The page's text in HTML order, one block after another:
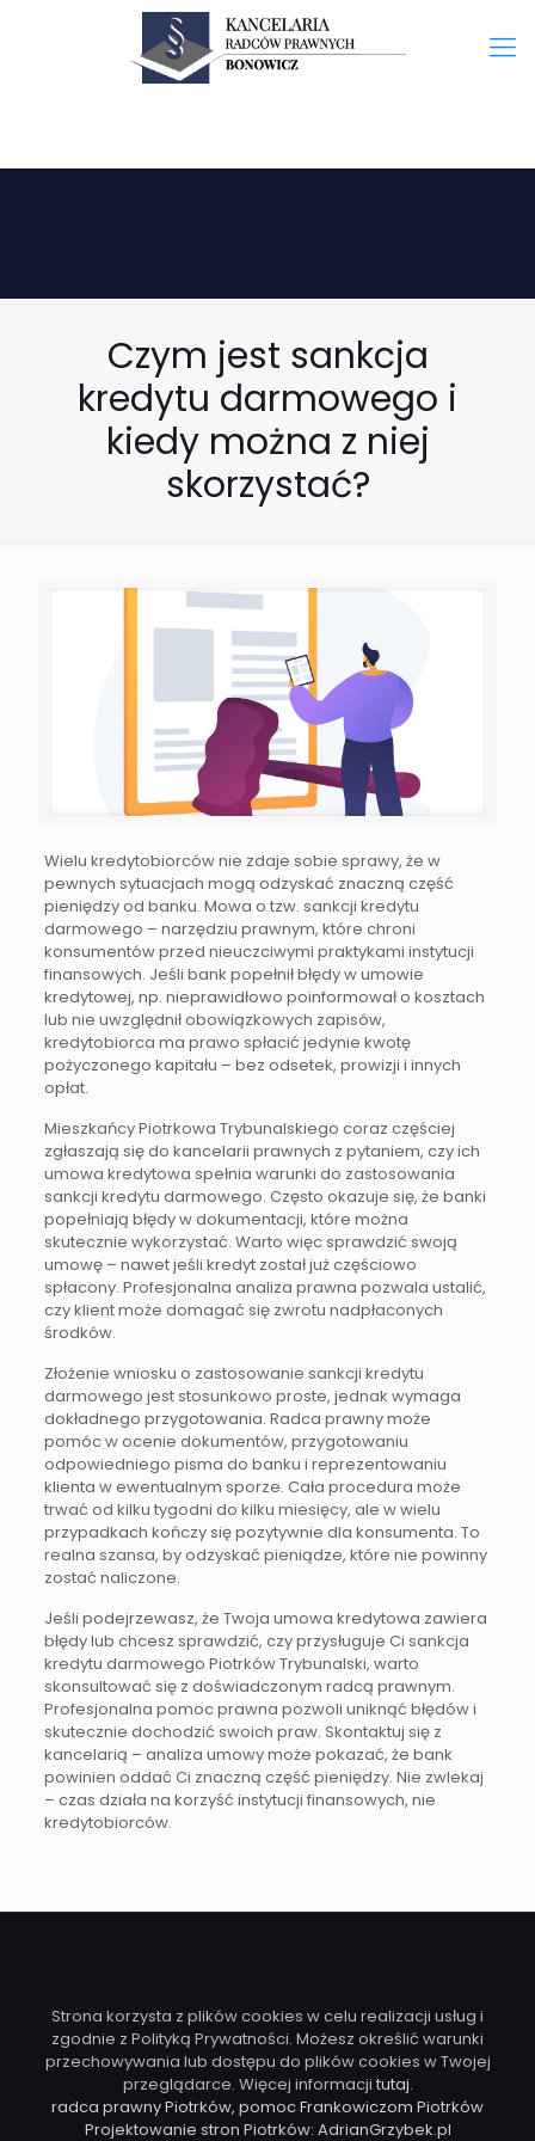
Czym jest sankcja
kredytu darmowego i
kiedy można z niej
skorzystać?
Wielu kredytobiorców nie zdaje sobie sprawy, że w
pewnych sytuacjach mogą odzyskać znaczną część
pieniędzy od banku. Mowa o tzw. sankcji kredytu
darmowego – narzędziu prawnym, które chroni
konsumentów przed nieuczciwymi praktykami instytucji
finansowych. Jeśli bank popełnił błędy w umowie
kredytowej, np. nieprawidłowo poinformował o kosztach
lub nie uwzględnił obowiązkowych zapisów,
kredytobiorca ma prawo spłacić jedynie kwotę
pożyczonego kapitału – bez odsetek, prowizji i innych
opłat.
Mieszkańcy Piotrkowa Trybunalskiego coraz częściej
zgłaszają się do kancelarii prawnych z pytaniem, czy ich
umowa kredytowa spełnia warunki do zastosowania
sankcji kredytu darmowego. Często okazuje się, że banki
popełniają błędy w dokumentacji, które można
skutecznie wykorzystać. Warto więc sprawdzić swoją
umowę – nawet jeśli kredyt został już częściowo
spłacony. Profesjonalna analiza prawna pozwala ustalić,
czy klient może domagać się zwrotu nadpłaconych
środków.
Złożenie wniosku o zastosowanie sankcji kredytu
darmowego jest stosunkowo proste, jednak wymaga
dokładnego przygotowania. Radca prawny może
pomóc w ocenie dokumentów, przygotowaniu
odpowiedniego pisma do banku i reprezentowaniu
klienta w ewentualnym sporze. Cała procedura może
trwać od kilku tygodni do kilku miesięcy, ale w wielu
przypadkach kończy się pozytywnie dla konsumenta. To
realna szansa, by odzyskać pieniądze, które nie powinny
zostać naliczone.
Jeśli podejrzewasz, że Twoja umowa kredytowa zawiera
błędy lub chcesz sprawdzić, czy przysługuje Ci sankcja
kredytu darmowego Piotrków Trybunalski, warto
skonsultować się z doświadczonym radcą prawnym.
Profesjonalna pomoc prawna pozwoli uniknąć błędów i
skutecznie dochodzić swoich praw. Skontaktuj się z
kancelarią – analiza umowy może pokazać, że bank
powinien oddać Ci znaczną część pieniędzy. Nie zwlekaj
– czas działa na korzyść instytucji finansowych, nie
kredytobiorców.
Strona korzysta z plików cookies w celu realizacji usług i
zgodnie z Polityką Prywatności. Możesz określić warunki
przechowywania lub dostępu do plików cookies w Twojej
przeglądarce. Więcej informacji tutaj.
radca prawny Piotrków, pomoc Frankowiczom Piotrków
Projektowanie stron Piotrków: AdrianGrzybek.pl